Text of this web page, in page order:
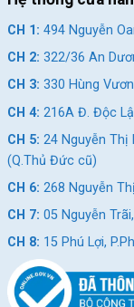
CH 7:05
CH 8:
15
CH 1: 494 Nguyễn
CH 2: 322/36 An
CH 3: 330 Hùng
CH 4: 216A Đ. Độc
CH 5: 24 Nguyễn Thị
(Q.Thủ Đức cũ)
CH 6: 268 Nguyễn
CH 7: 05 Nguyễn
CH 8: 15 Phú Lợi,